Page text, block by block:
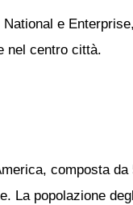
e
nel centro città.
composta
La popolazione